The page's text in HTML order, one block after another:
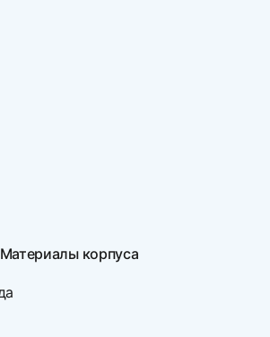
Материалы корпуса